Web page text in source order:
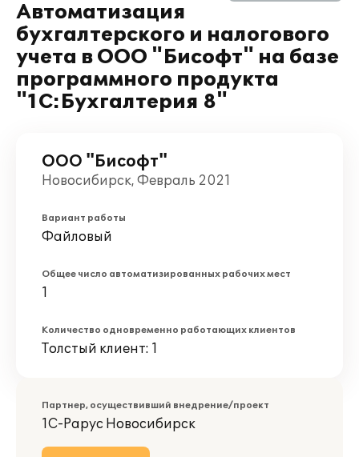
Автоматизация
бухгалтерского и налогового
учета в ООО "Бисофт" на базе
программного продукта
"1С:Бухгалтерия 8"
ООО "Бисофт"
Новосибирск, Февраль 2021
Вариант работы
Файловый
Общее число автоматизированных рабочих мест
1
Количество одновременно работающих клиентов
Толстый клиент: 1
Партнер, осуществивший внедрение/проект
1С-Рарус Новосибирск